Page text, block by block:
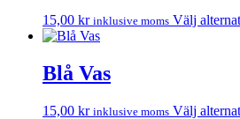
15,00 kr inklusive moms Välj
Blå Vas
15,00 kr inklusive moms Välj